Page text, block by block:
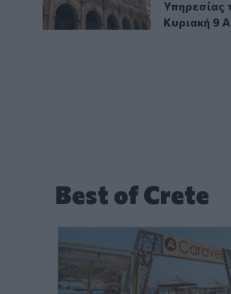
Υπηρεσίας
Κυριακή 9
Best of Crete